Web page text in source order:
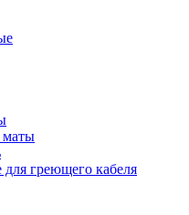
маты
греющего кабеля